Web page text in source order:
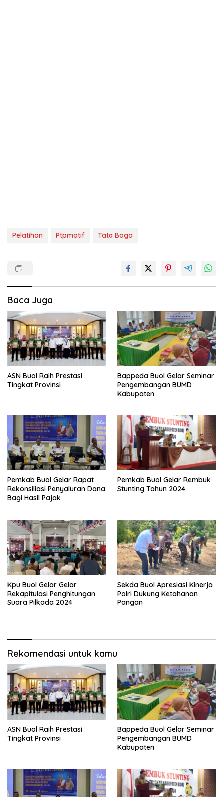
Pelatihan Ptpmotif Tata Boga
Baca Juga
ASN Buol Raih Prestasi
Tingkat Provinsi
Bappeda Buol Gelar Seminar
Pengembangan BUMD
Kabupaten
Pemkab Buol Gelar Rapat
Rekonsiliasi Penyaluran Dana
Bagi Hasil Pajak
Pemkab Buol Gelar Rembuk
Stunting Tahun 2024
Kpu Buol Gelar Gelar
Rekapitulasi Penghitungan
Suara Pilkada 2024
Sekda Buol Apresiasi Kinerja
Polri Dukung Ketahanan
Pangan
Rekomendasi untuk kamu
ASN Buol Raih Prestasi
Tingkat Provinsi
Bappeda Buol Gelar Seminar
Pengembangan BUMD
Kabupaten